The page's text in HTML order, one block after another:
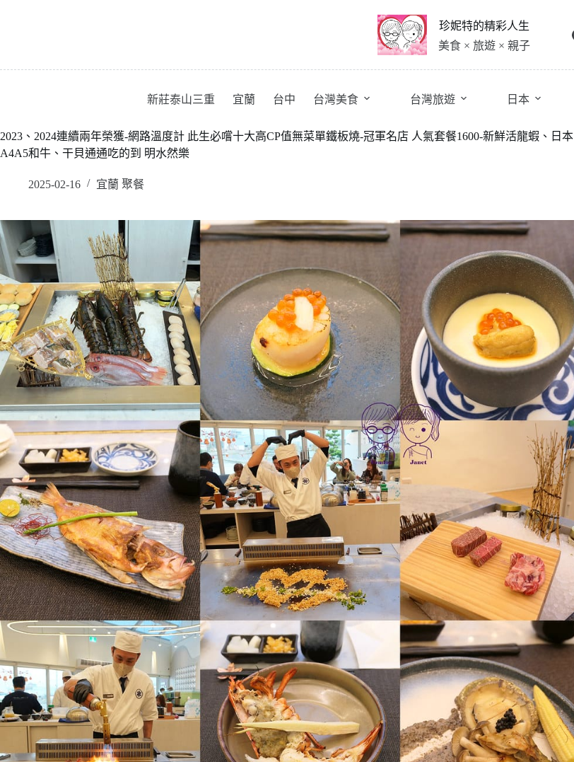
珍妮特的精彩人生
美食 × 旅遊 × 親子
新莊泰山三重 宜蘭 台中 台灣美食 台灣旅遊 日本
2023、2024連續兩年榮獲-網路溫度計 此生必嚐十大高CP值無菜單鐵板燒-冠軍名店 人氣套餐1600-新鮮活龍蝦、日本
A4A5和牛、干貝通通吃的到 明水然樂
2025-02-16 宜蘭 聚餐